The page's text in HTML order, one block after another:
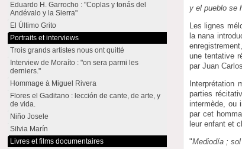
y el pueblo se
Les lignes
la nana
une tentative
par Juan
Interprétation
parties
intermède, ou
par cet
leur enfant et
"Mediodía ;
Eduardo H. Garrocho : "Coplas y tonás del
Andévalo y la Sierra"
El Último Grito
Portraits et interviews
Trois grands artistes nous ont quitté
Interview de Moraíto : "on sera parmi les
derniers."
Hommage à Miguel Rivera
Flores el Gaditano : lección de cante, de arte, y
de vida.
Niño Josele
Silvia Marín
Livres et films documentaires